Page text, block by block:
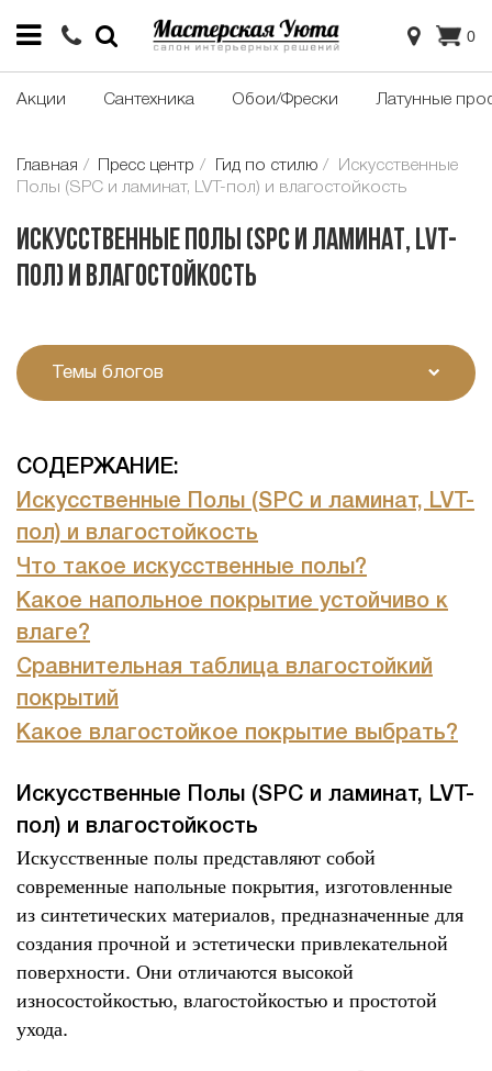
0
Акции Сантехника Обои/Фрески Латунные
Главная Пресс центр Гид по стилю
Искусственные
Полы (SPC и ламинат, LVT-пол) и влагостойкость
Искусственные Полы (SPC и ламинат, LVT-
пол) и влагостойкость
CОДЕРЖАНИЕ:
Искусственные Полы (SPC и ламинат, LVT-
пол) и влагостойкость
Что такое искусственные полы?
Какое напольное покрытие устойчиво к
влаге?
Сравнительная таблица влагостойкий
покрытий
Какое влагостойкое покрытие выбрать?
Искусственные Полы (SPC и ламинат, LVT-
пол) и влагостойкость
Искусственные полы представляют собой
современные напольные покрытия, изготовленные
из синтетических материалов, предназначенные для
создания прочной и эстетически привлекательной
поверхности. Они отличаются высокой
износостойкостью, влагостойкостью и простотой
ухода.
Темы блогов